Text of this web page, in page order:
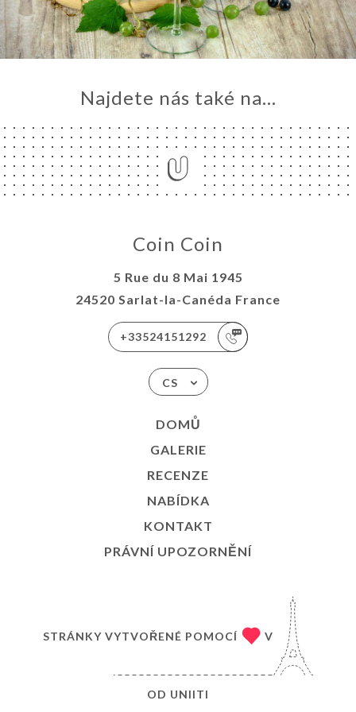
Najdete nás také na...
Coin Coin
5 Rue du 8 Mai 1945
24520 Sarlat-la-Canéda France
+33524151292
CS
DOMŮ
GALERIE
RECENZE
NABÍDKA
KONTAKT
PRÁVNÍ UPOZORNĚNÍ
STRÁNKY VYTVOŘENÉ POMOCÍ V
OD UNIITI